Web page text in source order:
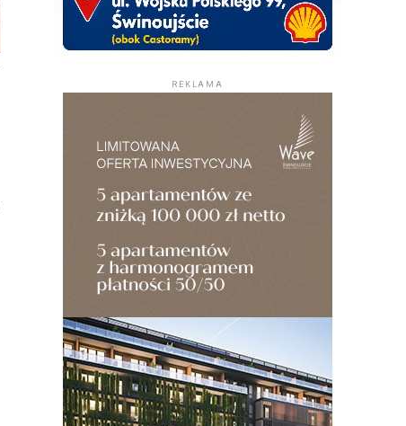
REKLAMA